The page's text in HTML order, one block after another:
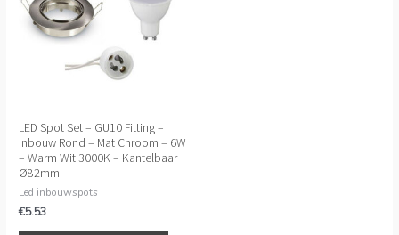
LED Spot Set – GU10 Fitting –
Inbouw Rond – Mat Chroom – 6W
– Warm Wit 3000K – Kantelbaar
Ø82mm
Led inbouwspots
€5.53